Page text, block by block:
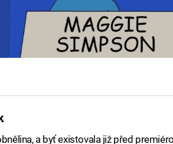
a byť existovala již před